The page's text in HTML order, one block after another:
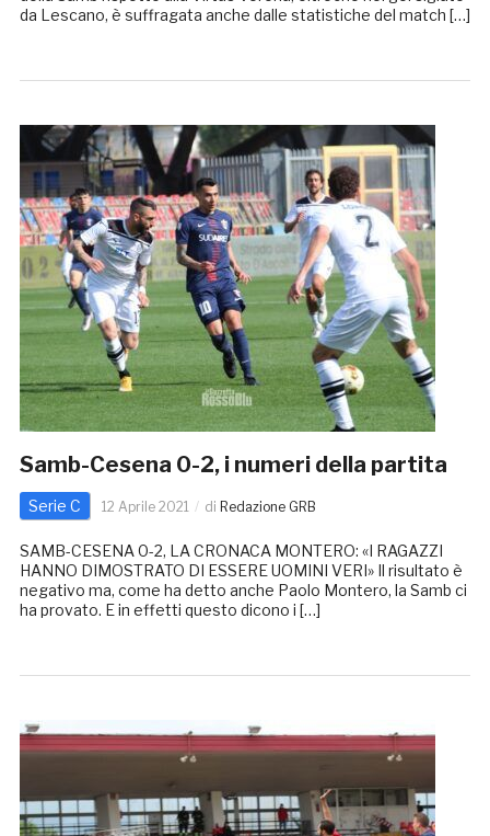
da Lescano, è suffragata anche dalle statistiche del match […]
Samb-Cesena 0-2, i numeri della partita
Serie C 12 Aprile 2021 di Redazione GRB
SAMB-CESENA 0-2, LA CRONACA MONTERO: «I RAGAZZI
HANNO DIMOSTRATO DI ESSERE UOMINI VERI» Il risultato è
negativo ma, come ha detto anche Paolo Montero, la Samb ci
ha provato. E in effetti questo dicono i […]